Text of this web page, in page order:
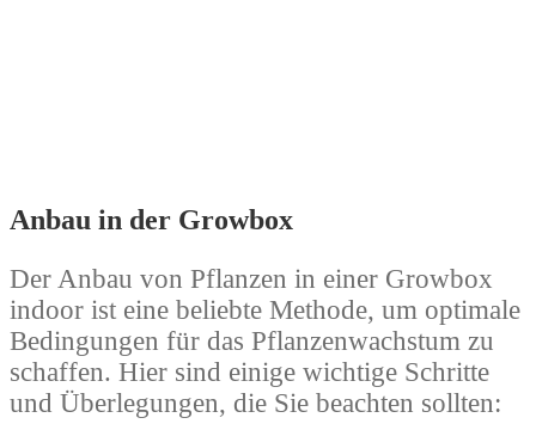
Anbau in der Growbox
Der Anbau von Pflanzen in einer Growbox
indoor ist eine beliebte Methode, um optimale
Bedingungen für das Pflanzenwachstum zu
schaffen. Hier sind einige wichtige Schritte
und Überlegungen, die Sie beachten sollten: